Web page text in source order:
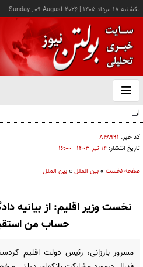
يکشنبه ۱۸ مرداد ۱۴۰۵ |
Sunday , 09 August 2026
باز
و
اردوغان: توافق‌نامه مکه هیچ کشوری را هدف قرار
کد خبر: ۸۴۸۹۹۱
تاریخ انتشار: ۱۴ تير ۱۴۰۳ - ۱۶:۰۰
صفحه نخست »بین الملل »بین الملل
نخست وزیر اقلیم: از بیانیه
حساب من
مسرور بارزانی، رئیس دولت اقلیم